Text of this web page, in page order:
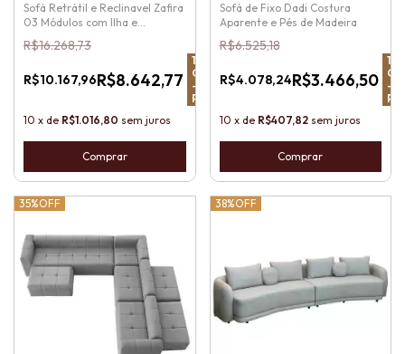
Sofá Retrátil e Reclinavel Zafira
03 Módulos com Ilha e
Almofadas Soltas
R$16.268,73
R$10.167,96R$8.642,77
15
OFF
-
Pix
10 x de R$1.016,80 sem juros
Comprar
Sofá de Fixo Dadi Costura
Aparente e Pés de Madeira
R$6.525,18
R$4.078,24R$3.466,50
15
-
Pix
10 x de R$407,82 sem juros
Comprar
35%OFF 38%OFF